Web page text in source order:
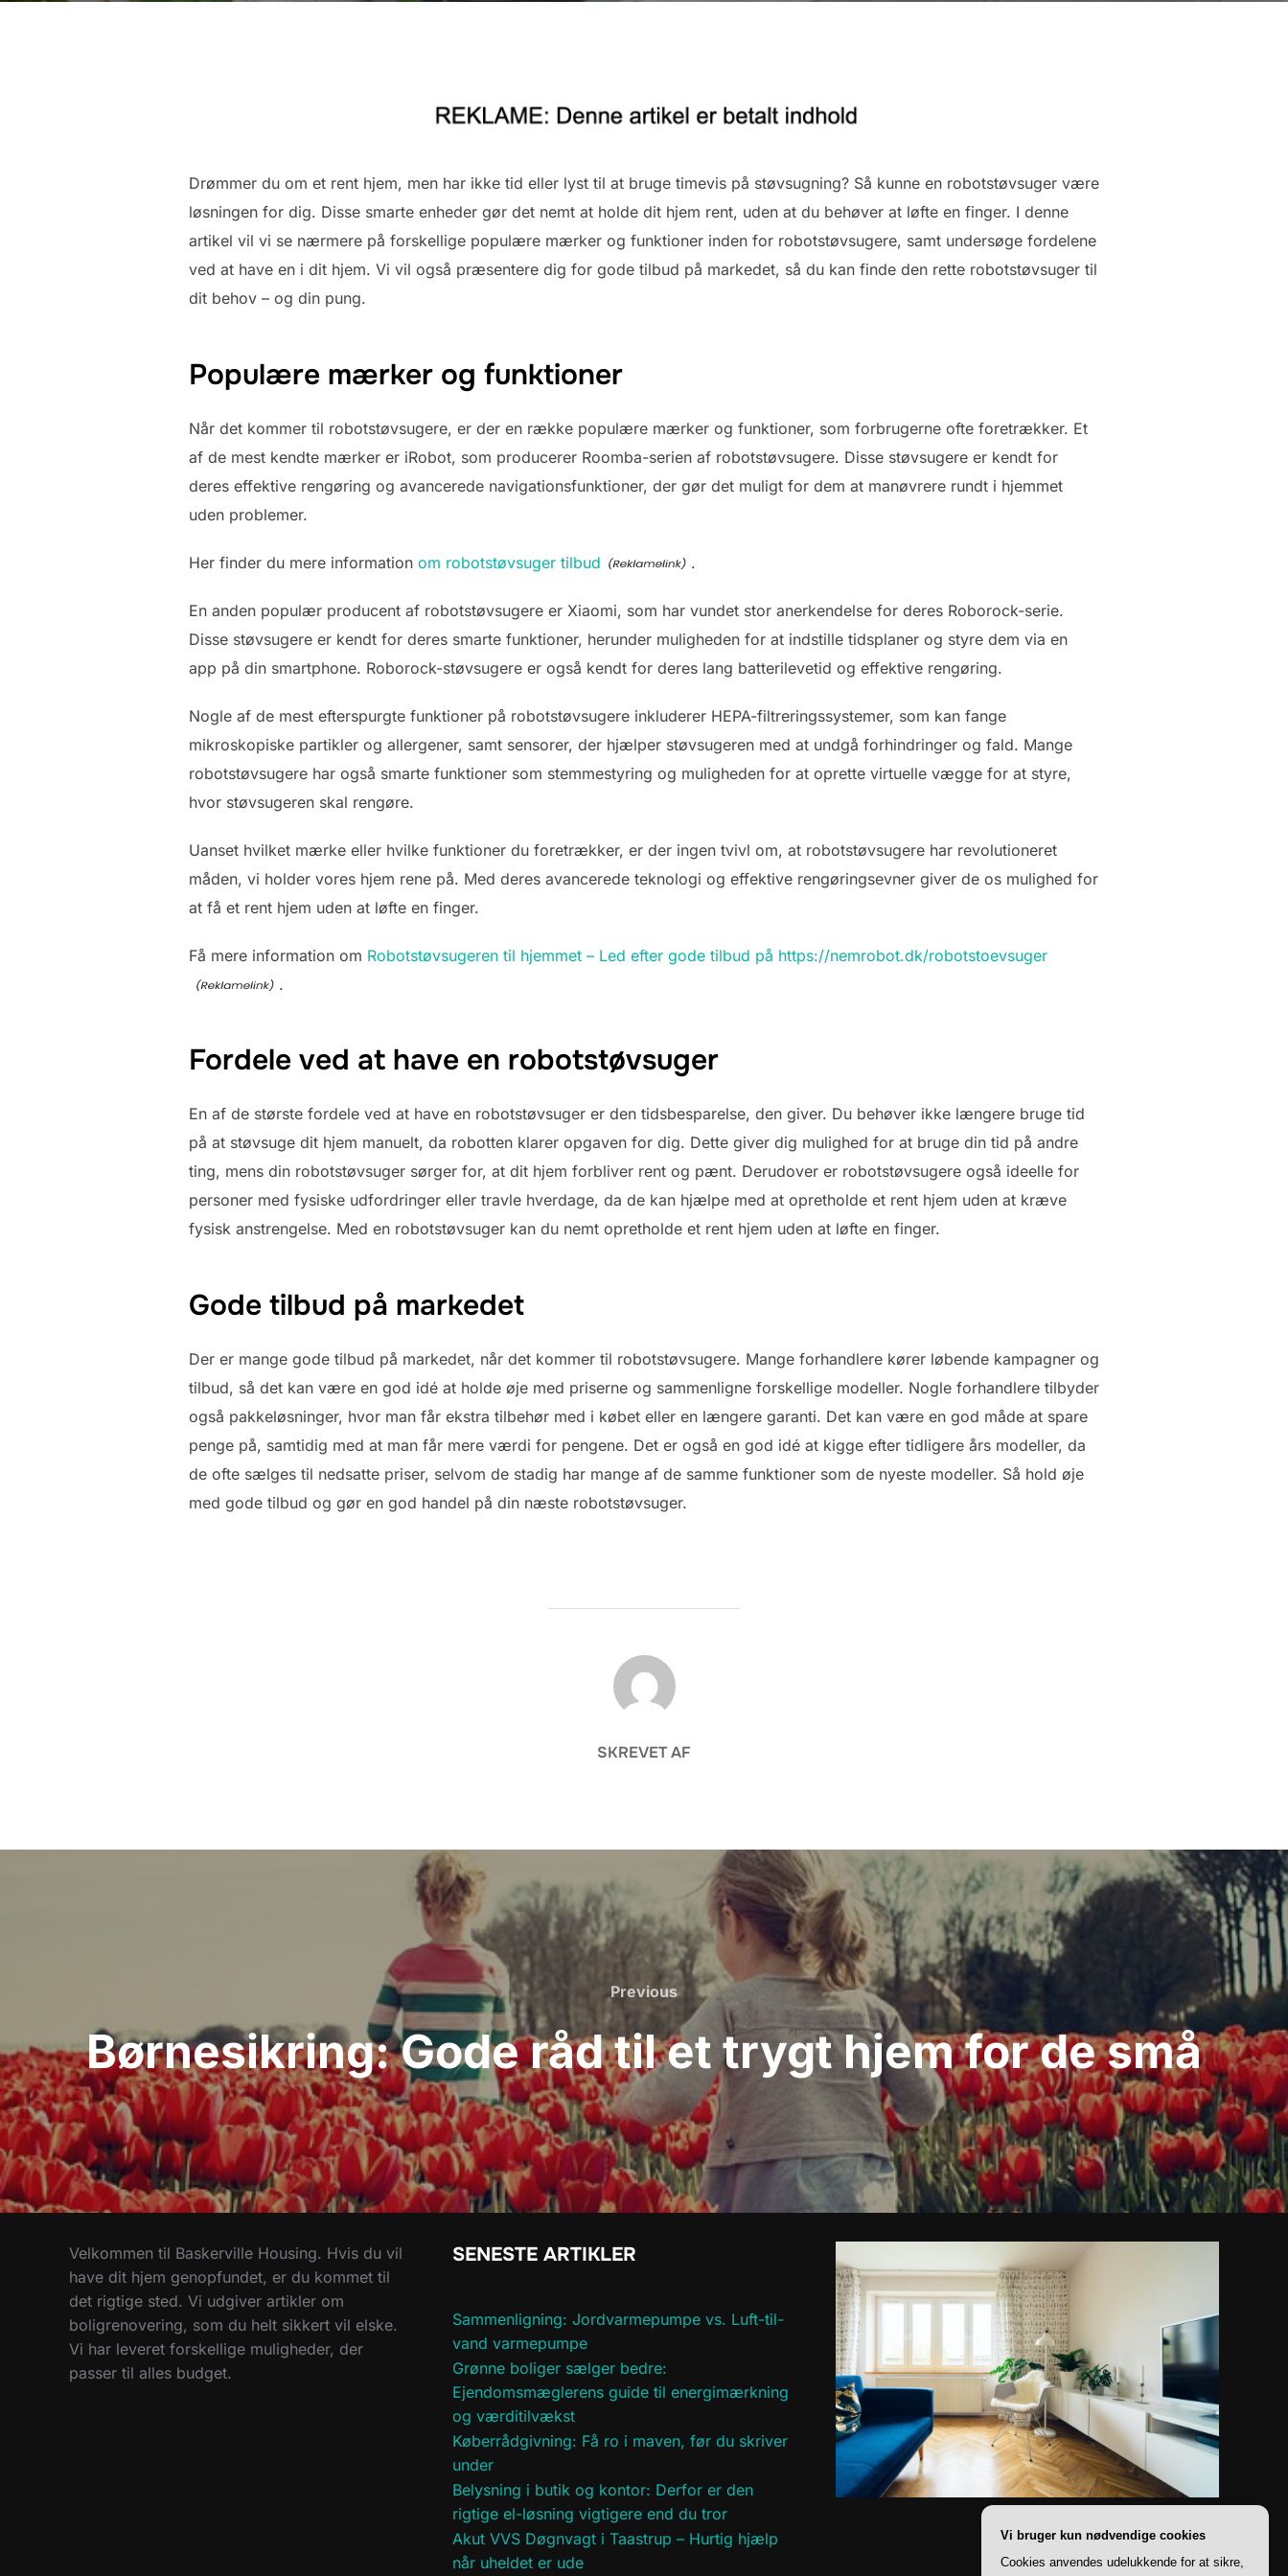
Drømmer du om et rent hjem, men har ikke tid eller lyst til at bruge timevis på støvsugning? Så kunne en robotstøvsuger være
løsningen for dig. Disse smarte enheder gør det nemt at holde dit hjem rent, uden at du behøver at løfte en finger. I denne
artikel vil vi se nærmere på forskellige populære mærker og funktioner inden for robotstøvsugere, samt undersøge fordelene
ved at have en i dit hjem. Vi vil også præsentere dig for gode tilbud på markedet, så du kan finde den rette robotstøvsuger til
dit behov – og din pung.
Populære mærker og funktioner
Når det kommer til robotstøvsugere, er der en række populære mærker og funktioner, som forbrugerne ofte foretrækker. Et
af de mest kendte mærker er iRobot, som producerer Roomba-serien af robotstøvsugere. Disse støvsugere er kendt for
deres effektive rengøring og avancerede navigationsfunktioner, der gør det muligt for dem at manøvrere rundt i hjemmet
uden problemer.
Her finder du mere information om robotstøvsuger tilbud .
En anden populær producent af robotstøvsugere er Xiaomi, som har vundet stor anerkendelse for deres Roborock-serie.
Disse støvsugere er kendt for deres smarte funktioner, herunder muligheden for at indstille tidsplaner og styre dem via en
app på din smartphone. Roborock-støvsugere er også kendt for deres lang batterilevetid og effektive rengøring.
Nogle af de mest efterspurgte funktioner på robotstøvsugere inkluderer HEPA-filtreringssystemer, som kan fange
mikroskopiske partikler og allergener, samt sensorer, der hjælper støvsugeren med at undgå forhindringer og fald. Mange
robotstøvsugere har også smarte funktioner som stemmestyring og muligheden for at oprette virtuelle vægge for at styre,
hvor støvsugeren skal rengøre.
Uanset hvilket mærke eller hvilke funktioner du foretrækker, er der ingen tvivl om, at robotstøvsugere har revolutioneret
måden, vi holder vores hjem rene på. Med deres avancerede teknologi og effektive rengøringsevner giver de os mulighed for
at få et rent hjem uden at løfte en finger.
Få mere information om Robotstøvsugeren til hjemmet – Led efter gode tilbud på https://nemrobot.dk/robotstoevsuger
.
Fordele ved at have en robotstøvsuger
En af de største fordele ved at have en robotstøvsuger er den tidsbesparelse, den giver. Du behøver ikke længere bruge tid
på at støvsuge dit hjem manuelt, da robotten klarer opgaven for dig. Dette giver dig mulighed for at bruge din tid på andre
ting, mens din robotstøvsuger sørger for, at dit hjem forbliver rent og pænt. Derudover er robotstøvsugere også ideelle for
personer med fysiske udfordringer eller travle hverdage, da de kan hjælpe med at opretholde et rent hjem uden at kræve
fysisk anstrengelse. Med en robotstøvsuger kan du nemt opretholde et rent hjem uden at løfte en finger.
Gode tilbud på markedet
Der er mange gode tilbud på markedet, når det kommer til robotstøvsugere. Mange forhandlere kører løbende kampagner og
tilbud, så det kan være en god idé at holde øje med priserne og sammenligne forskellige modeller. Nogle forhandlere tilbyder
også pakkeløsninger, hvor man får ekstra tilbehør med i købet eller en længere garanti. Det kan være en god måde at spare
penge på, samtidig med at man får mere værdi for pengene. Det er også en god idé at kigge efter tidligere års modeller, da
de ofte sælges til nedsatte priser, selvom de stadig har mange af de samme funktioner som de nyeste modeller. Så hold øje
med gode tilbud og gør en god handel på din næste robotstøvsuger.
FORFATTER
SKREVET AF
Previous
Previous
Børnesikring: Gode råd til et trygt hjem for de små
Velkommen til Baskerville Housing. Hvis du vil
have dit hjem genopfundet, er du kommet til
det rigtige sted. Vi udgiver artikler om
boligrenovering, som du helt sikkert vil elske.
Vi har leveret forskellige muligheder, der
passer til alles budget.
SENESTE ARTIKLER
Sammenligning: Jordvarmepumpe vs. Luft-til-
vand varmepumpe
Grønne boliger sælger bedre:
Ejendomsmæglerens guide til energimærkning
og værditilvækst
Køberrådgivning: Få ro i maven, før du skriver
under
Belysning i butik og kontor: Derfor er den
rigtige el-løsning vigtigere end du tror
Akut VVS Døgnvagt i Taastrup – Hurtig hjælp
når uheldet er ude
Vi bruger kun nødvendige cookies
Cookies anvendes udelukkende for at sikre,